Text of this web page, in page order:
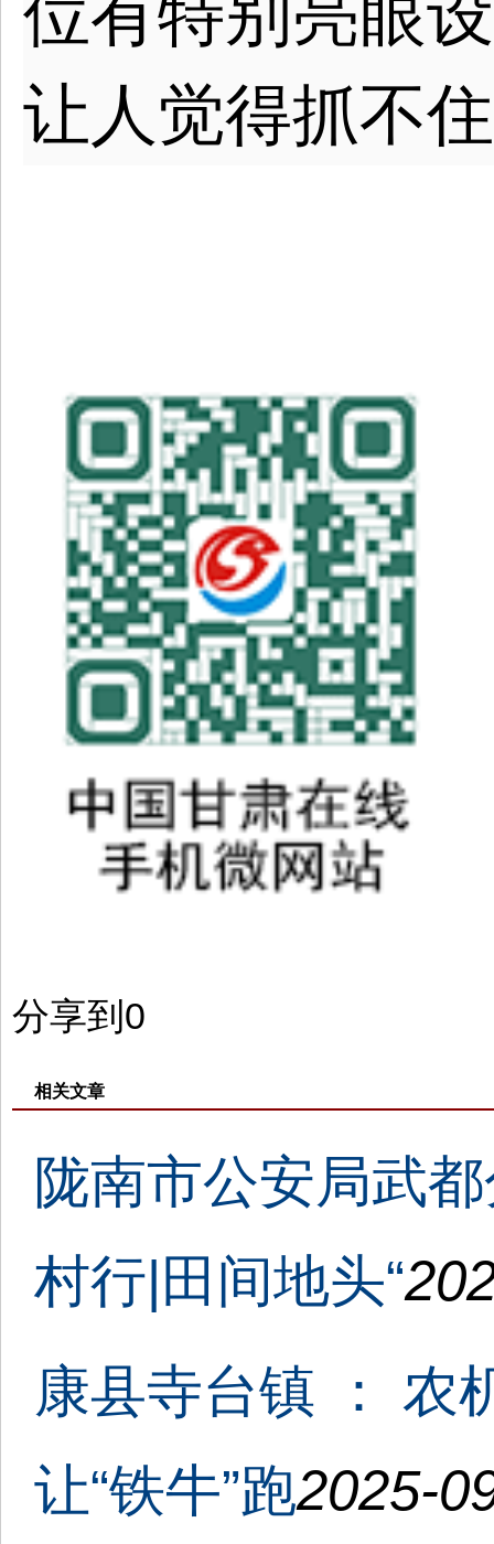
位有特别亮眼
让人觉得抓不
分享到 0
相关文章
陇南市公安局武
村行|田间地头“
康县寺台镇 ： 农
让“铁牛”跑2025-